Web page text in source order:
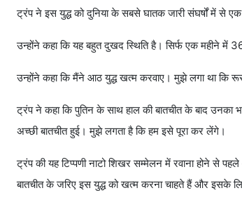
ट्रंप ने इस युद्ध को दुनिया के सबसे घातक जारी संघर्षों में से
उन्होंने कहा क‍ि यह बहुत दुखद स्थिति है। सिर्फ एक महीने में
उन्होंने कहा क‍ि मैंने आठ युद्ध खत्म करवाए। मुझे लगा था कि
ट्रंप ने कहा कि पुतिन के साथ हाल की बातचीत के बाद उनका
अच्छी बातचीत हुई। मुझे लगता है कि हम इसे पूरा कर लेंगे।
ट्रंप की यह टिप्पणी नाटो शिखर सम्मेलन में रवाना होने से
बातचीत के जरिए इस युद्ध को खत्म करना चाहते हैं और इसके